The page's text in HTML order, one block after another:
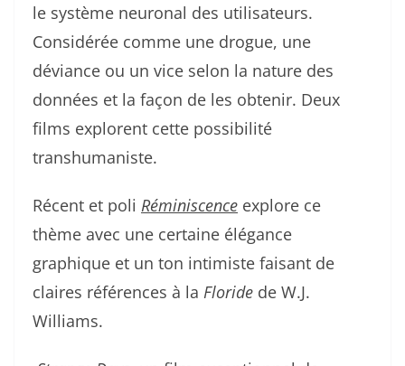
le système neuronal des utilisateurs.
Considérée comme une drogue, une
déviance ou un vice selon la nature des
données et la façon de les obtenir. Deux
films explorent cette possibilité
transhumaniste.
Récent et poli Réminiscence explore ce
thème avec une certaine élégance
graphique et un ton intimiste faisant de
claires références à la Floride de W.J.
Williams.